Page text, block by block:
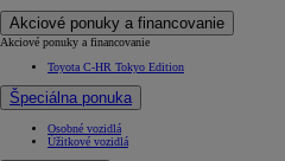
Akciové ponuky a financovanie
Akciové ponuky a financovanie
Toyota C-HR Tokyo Edition
Špeciálna ponuka
Osobné vozidlá
Úžitkové vozidlá